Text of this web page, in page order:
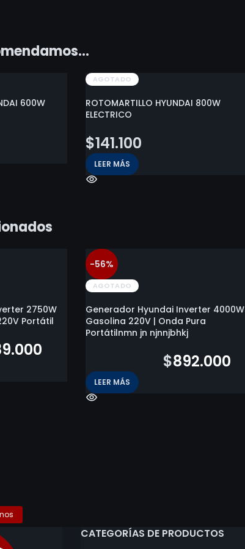
600W
AGOTADO
ROTOMARTILLO HYUNDAI 800W
ELECTRICO
$141.100
LEER MÁS
2750W
Portátil
-56%
AGOTADO
Generador Hyundai Inverter 4000W
Gasolina 220V | Onda Pura
Portátilnmn jn njnnjbhkj
$892.000
LEER MÁS
CATEGORÍAS DE PRODUCTOS